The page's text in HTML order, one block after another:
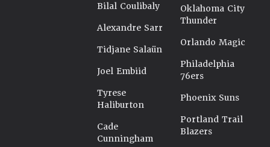
Bilal Coulibaly
Alexandre Sarr
Tidjane Salaün
Joel Embiid
Tyrese
Haliburton
Cade
Cunningham
Oklahoma City
Thunder
Orlando Magic
Philadelphia
76ers
Phoenix Suns
Portland Trail
Blazers